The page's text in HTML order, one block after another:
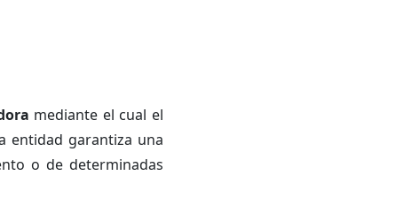
mediante el cual el
entidad garantiza una
o de determinadas